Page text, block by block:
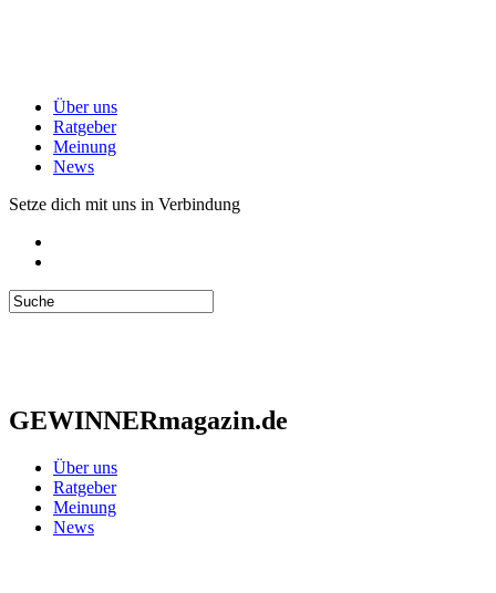
Über uns
Ratgeber
Meinung
News
Setze dich mit uns in Verbindung
GEWINNERmagazin.de
Über uns
Ratgeber
Meinung
News